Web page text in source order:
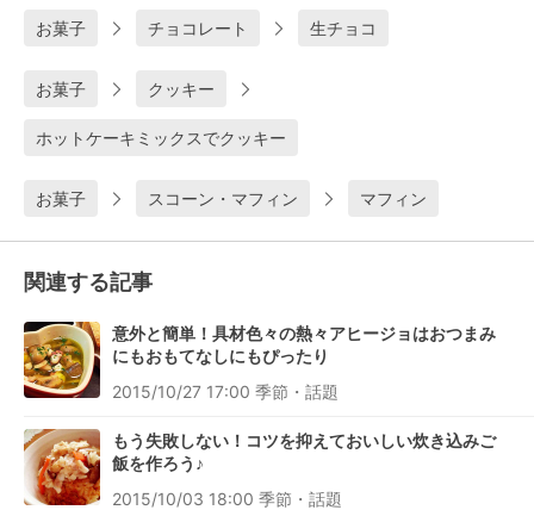
お菓子 チョコレート 生チョコ
お菓子 クッキー
ホットケーキミックスでクッキー
お菓子 スコーン・マフィン マフィン
関連する記事
意外と簡単！具材色々の熱々アヒージョはおつまみ
にもおもてなしにもぴったり
2015/10/27 17:00 季節・話題
もう失敗しない！コツを抑えておいしい炊き込みご
飯を作ろう♪
2015/10/03 18:00 季節・話題